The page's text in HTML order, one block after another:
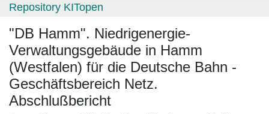
Repository KITopen
"DB Hamm". Niedrigenergie-
Verwaltungsgebäude in Hamm
(Westfalen) für die Deutsche Bahn -
Geschäftsbereich Netz.
Abschlußbericht